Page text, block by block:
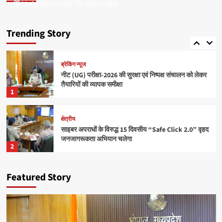
hindusthan samvad
hindusthan samvad
Trending Story
5
मिलेगा सपनों के घर का अवसर
1
ब्रेकिंग न्यूज
नीट (UG) परीक्षा-2026 की सुरक्षा एवं निष्पक्ष संचालन को लेकर
तैयारियों की व्यापक समीक्षा
2
क्षेत्रीय
साइबर अपराधों के विरुद्ध 15 दिवसीय “Safe Click 2.0” वृहद
जनजागरूकता अभियान चलेगा
3
ब्रेकिंग न्यूज
बाँधवगढ़ टाइगर रिजर्व हुआ “इंडिया टुडे टूरिज्म सर्वे एंड
अवार्ड्स-2026” में प्रतिष्ठित पुरस्कार से पुरस्कृत
Featured Story